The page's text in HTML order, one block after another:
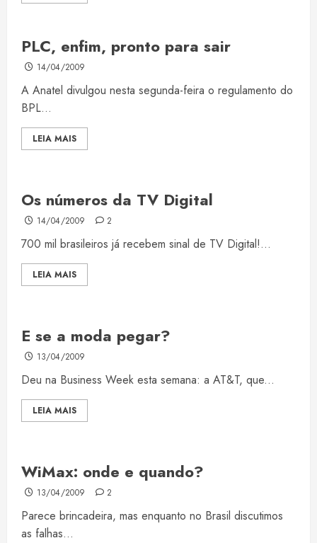
PLC, enfim, pronto para sair
14/04/2009
A Anatel divulgou nesta segunda-feira o regulamento do
BPL...
LEIA MAIS
Os números da TV Digital
14/04/2009 2
700 mil brasileiros já recebem sinal de TV Digital!...
LEIA MAIS
E se a moda pegar?
13/04/2009
Deu na Business Week esta semana: a AT&T, que...
LEIA MAIS
WiMax: onde e quando?
13/04/2009 2
Parece brincadeira, mas enquanto no Brasil discutimos
as falhas...